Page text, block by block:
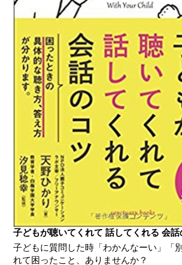
子どもが聴いてくれて 話してくれる 会話
子どもに質問した時「わかんなーい」「
れて困ったこと、ありませんか？